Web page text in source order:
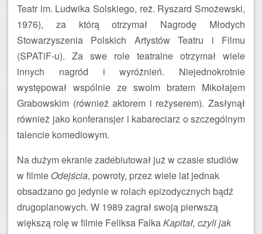
Teatr im. Ludwika Solskiego, reż. Ryszard Smożewski,
1976), za którą otrzymał Nagrodę Młodych
Stowarzyszenia Polskich Artystów Teatru i Filmu
(SPATiF-u). Za swe role teatralne otrzymał wiele
innych nagród i wyróżnień. Niejednokrotnie
występował wspólnie ze swoim bratem Mikołajem
Grabowskim (również aktorem i reżyserem). Zasłynął
również jako konferansjer i kabareciarz o szczególnym
talencie komediowym.
Na dużym ekranie zadebiutował już w czasie studiów
w filmie Odejścia, powroty, przez wiele lat jednak
obsadzano go jedynie w rolach epizodycznych bądź
drugoplanowych. W 1989 zagrał swoją pierwszą
większą rolę w filmie Feliksa FalkaKapitał, czyli jak